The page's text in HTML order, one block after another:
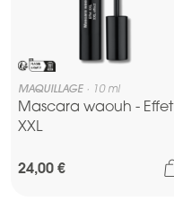
au panier
MAQUILLAGE 10 ml
Mascara waouh - Effet
XXL
24,00 €